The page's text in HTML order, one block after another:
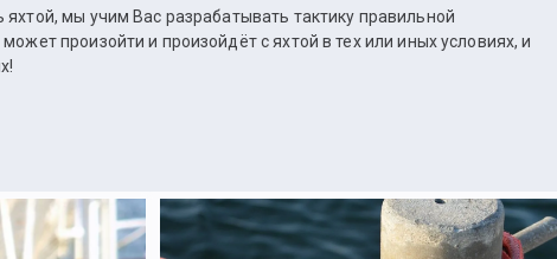
мы учим Вас разрабатывать тактику правильной
произойти и произойдёт с яхтой в тех или иных условиях, и